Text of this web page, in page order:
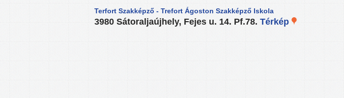
Terfort Szakképző - Trefort Ágoston Szakképző Iskola
3980 Sátoraljaújhely, Fejes u. 14. Pf.78. Térkép